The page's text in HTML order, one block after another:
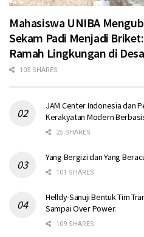
Mahasiswa UNIBA
Sekam Padi Menjadi
Ramah Lingkungan di
105 SHARES
JAM Center Indonesia dan
Kerakyatan Modern
25 SHARES
Yang Bergizi dan Yang
101 SHARES
Helldy-Sanuji Bentuk Tim
Sampai Over Power.
109 SHARES